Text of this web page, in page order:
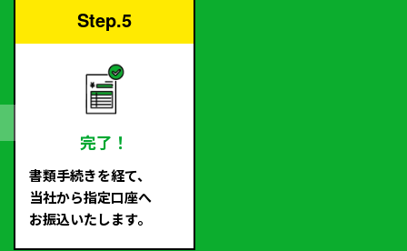
Step.5
完了！
書類手続きを経て、
当社から指定口座へ
お振込いたします。